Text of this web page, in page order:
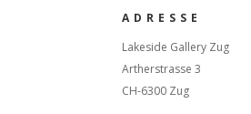
ADRESSE
Lakeside Gallery Zug
Artherstrasse 3
CH-6300 Zug